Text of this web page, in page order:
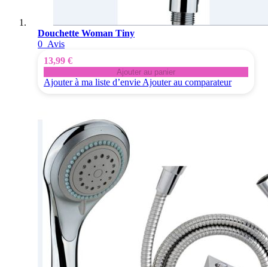
Douchette Woman Tiny
0 Avis
13,99 €
Ajouter au panier
Ajouter à ma liste d’envie Ajouter au comparateur